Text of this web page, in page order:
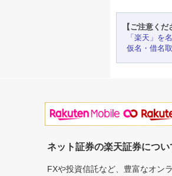
【ご注意くだ
「楽天」を
仮名・借名
ネット証券の楽天証券につ
FXや投資信託など、豊富なオン